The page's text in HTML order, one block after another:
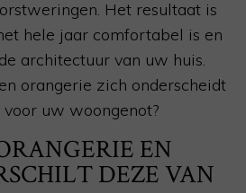
Het resultaat is
hele jaar comfortabel is en
architectuur van uw huis.
orangerie zich onderscheidt
uw woongenot?
EN
DEZE VAN